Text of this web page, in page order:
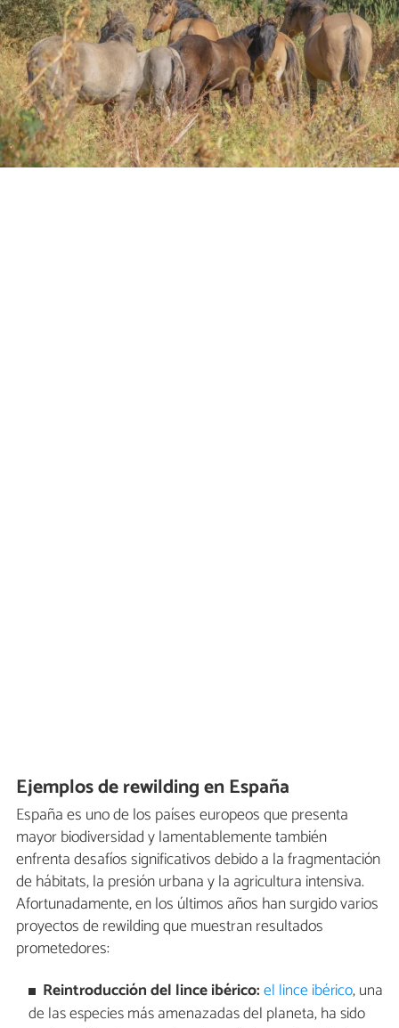
Ejemplos de rewilding en España
España es uno de los países europeos que presenta
mayor biodiversidad y lamentablemente también
enfrenta desafíos significativos debido a la fragmentación
de hábitats, la presión urbana y la agricultura intensiva.
Afortunadamente, en los últimos años han surgido varios
proyectos de rewilding que muestran resultados
prometedores:
Reintroducción del lince ibérico:el lince ibérico, una
de las especies más amenazadas del planeta, ha sido